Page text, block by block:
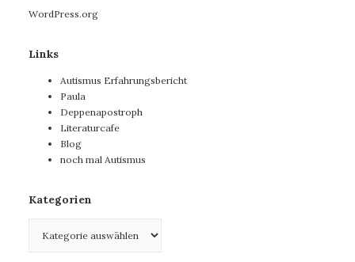
WordPress.org
Links
Autismus Erfahrungsbericht
Paula
Deppenapostroph
Literaturcafe
Blog
noch mal Autismus
Kategorien